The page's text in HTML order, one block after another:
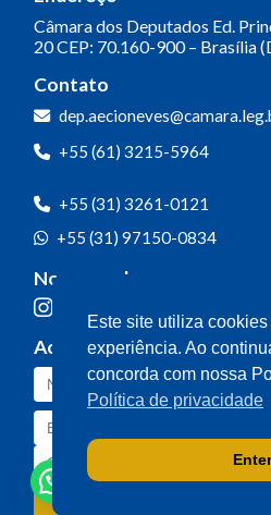
Câmara dos Deputados Ed.
20CEP: 70.160-900 – Brasília
Contato
+55 (61) 3215-5964
+55 (31) 3261-0121
+55 (31) 97150-0834
Nossas redes
Acompanhe o meu
Este site utiliza
experiência. Ao
concorda com nossa
Política de privacidade